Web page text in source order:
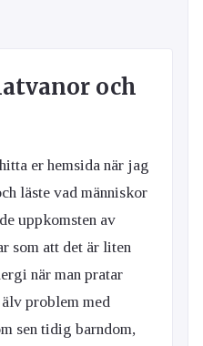
och
er hemsida när jag
läste vad människor
uppkomsten av
som att det är liten
när man pratar
problem med
sen tidig barndom,